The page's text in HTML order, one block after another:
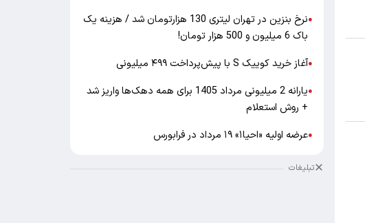
●
نرخ بنزین در تهران لیتری 130 هزارتومان شد / هزینه یک
باک 6 میلیون و 500 هزار تومان!
●آغاز خرید کوییک S با پیش‌پرداخت ۴۹۹ میلیونی
●
یارانه 2 میلیونی مرداد 1405 برای همه دهک‌ها واریز شد
+ روش استعلام
●عرضه اولیه «احیا۱» ۱۹ مرداد در فرابورس
تبلیغات